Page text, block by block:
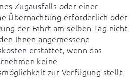
Zugausfalls oder einer
Übernachtung erforderlich oder
der Fahrt am selben Tag nicht
Ihnen angemessene
erstattet, wenn das
keine
zur Verfügung stellt